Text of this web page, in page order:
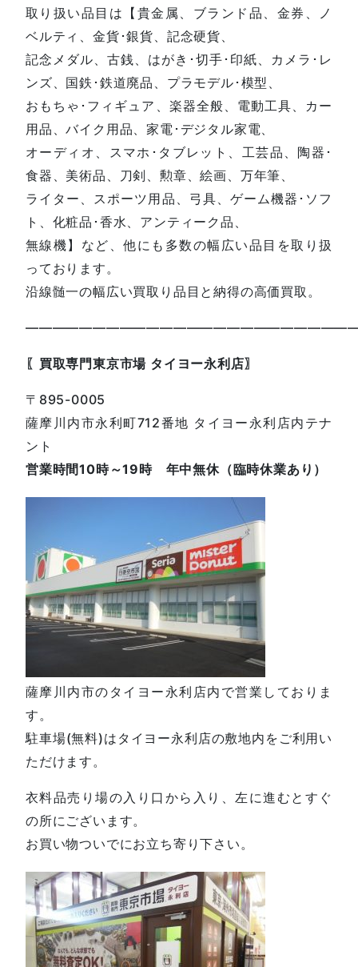
取り扱い品目は【貴金属、ブランド品、金券、ノ
ベルティ、金貨･銀貨、記念硬貨、
記念メダル、古銭、はがき･切手･印紙、カメラ･レ
ンズ、国鉄･鉄道廃品、プラモデル･模型、
おもちゃ･フィギュア、楽器全般、電動工具、カー
用品、バイク用品、家電･デジタル家電、
オーディオ、スマホ･タブレット、工芸品、陶器･
食器、美術品、刀剣、勲章、絵画、万年筆、
ライター、スポーツ用品、弓具、ゲーム機器･ソフ
ト、化粧品･香水、アンティーク品、
無線機】など、他にも多数の幅広い品目を取り扱
っております。
沿線髄一の幅広い買取り品目と納得の高価買取。
〖買取専門東京市場 タイヨー永利店〗
〒895-0005
薩摩川内市永利町712番地 タイヨー永利店内テナ
ント
営業時間10時～19時 年中無休（臨時休業あり）
薩摩川内市のタイヨー永利店内で営業しておりま
す。
駐車場(無料)はタイヨー永利店の敷地内をご利用い
ただけます。
衣料品売り場の入り口から入り、左に進むとすぐ
の所にございます。
お買い物ついでにお立ち寄り下さい。